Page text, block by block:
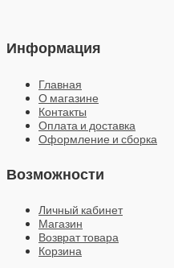
Информация
Главная
О магазине
Контакты
Оплата и доставка
Оформление и сборка
Возможности
Личный кабинет
Магазин
Возврат товара
Корзина